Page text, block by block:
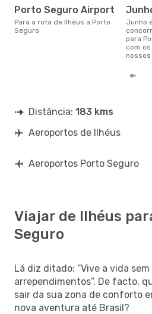
Porto Seguro Airport
Para a rota de Ilhéus a Porto
Seguro
junho é a altura mais
para
com
Distância: 183 kms
Aeroportos de Ilhéus
Aeroportos Porto Seguro
Viajar de Ilhéus
Seguro
Lá diz ditado: “Vive a vida
arrependimentos”. De facto,
sair da sua zona de conforto
nova aventura até Brasil?